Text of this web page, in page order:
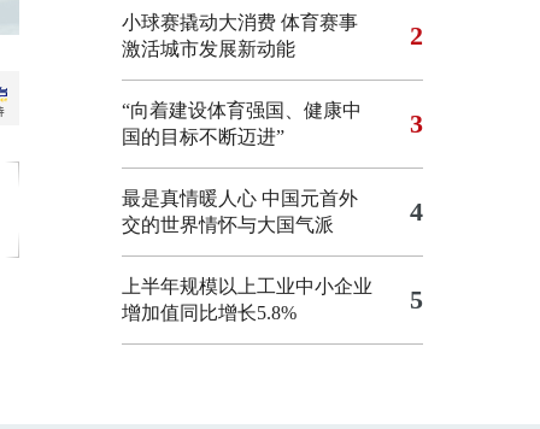
小球赛撬动大消费 体育赛事
激活城市发展新动能
2
“向着建设体育强国、健康中
国的目标不断迈进”
3
最是真情暖人心 中国元首外
交的世界情怀与大国气派
4
上半年规模以上工业中小企业
增加值同比增长5.8%
5